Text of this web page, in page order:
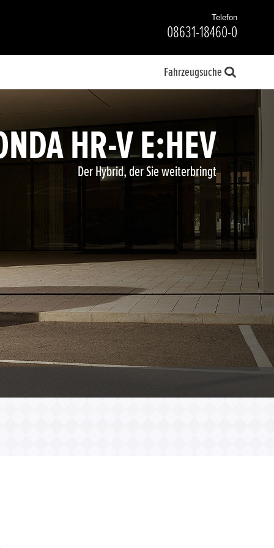
Telefon
08631-18460-0
Fahrzeugsuche
HR-V E:HEV
Der Hybrid, der Sie weiterbringt